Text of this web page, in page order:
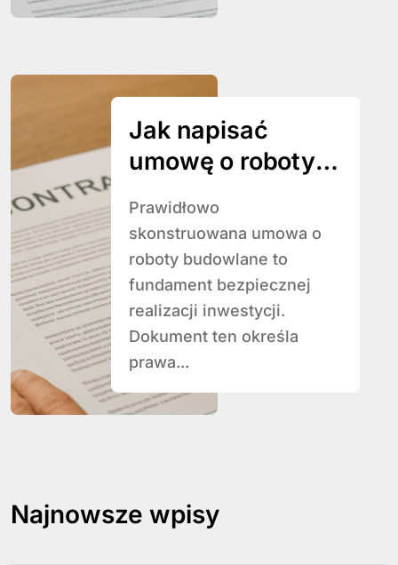
Jak napisać
umowę o roboty
Prawidłowo
skonstruowana umowa o
roboty budowlane to
fundament bezpiecznej
realizacji inwestycji.
Dokument ten określa
prawa...
Najnowsze wpisy